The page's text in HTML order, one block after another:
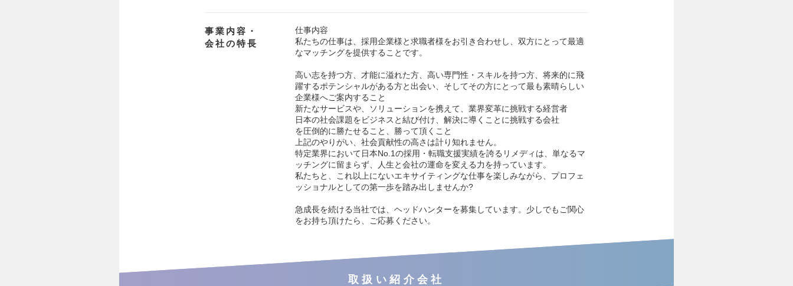
事業内容・
会社の特長
仕事内容
私たちの仕事は、採用企業様と求職者様をお引き合わせし、双方にとって最適
なマッチングを提供することです。
高い志を持つ方、才能に溢れた方、高い専門性・スキルを持つ方、将来的に飛
躍するポテンシャルがある方と出会い、そしてその方にとって最も素晴らしい
企業様へご案内すること
新たなサービスや、ソリューションを携えて、業界変革に挑戦する経営者
日本の社会課題をビジネスと結び付け、解決に導くことに挑戦する会社
を圧倒的に勝たせること、勝って頂くこと
上記のやりがい、社会貢献性の高さは計り知れません。
特定業界において日本No.1の採用・転職支援実績を誇るリメディは、単なるマ
ッチングに留まらず、人生と会社の運命を変える力を持っています。
私たちと、これ以上にないエキサイティングな仕事を楽しみながら、プロフェ
ッショナルとしての第一歩を踏み出しませんか?
急成長を続ける当社では、ヘッドハンターを募集しています。少しでもご関心
をお持ち頂けたら、ご応募ください。
取扱い紹介会社